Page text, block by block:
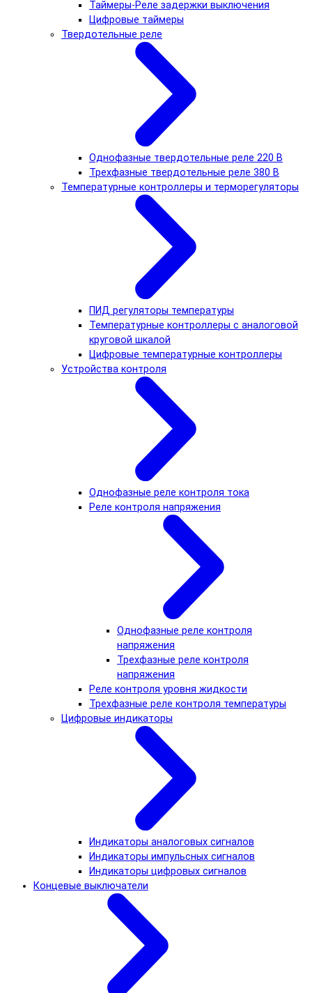
Таймеры-Реле задержки выключения
Цифровые таймеры
Твердотельные реле
Однофазные твердотельные реле 220 В
Трехфазные твердотельные реле 380 В
Температурные контроллеры и терморегуляторы
ПИД регуляторы температуры
Температурные контроллеры с аналоговой
круговой шкалой
Цифровые температурные контроллеры
Устройства контроля
Однофазные реле контроля тока
Реле контроля напряжения
Однофазные реле контроля
напряжения
Трехфазные реле контроля
напряжения
Реле контроля уровня жидкости
Трехфазные реле контроля температуры
Цифровые индикаторы
Индикаторы аналоговых сигналов
Индикаторы импульсных сигналов
Индикаторы цифровых сигналов
Концевые выключатели